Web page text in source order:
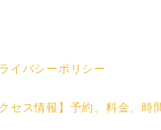
イバシーポリシー
セス情報】予約、料金、時